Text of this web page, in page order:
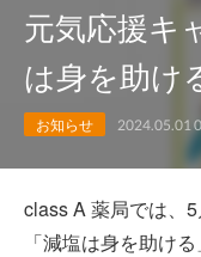
元気応援キ
は身を助け
お知らせ 2024.05.01
class A 薬局では、
「減塩は身を助け